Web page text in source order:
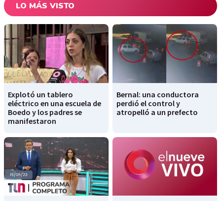
LO MÁS VISTO
Explotó un tablero
eléctrico en una escuela de
Boedo y los padres se
manifestaron
Bernal: una conductora
perdió el control y
atropelló a un prefecto